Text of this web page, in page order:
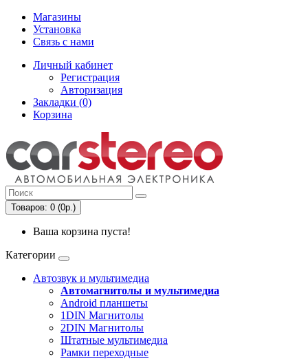
Магазины
Установка
Связь с нами
Личный кабинет
Регистрация
Авторизация
Закладки (0)
Корзина
Товаров: 0 (0р.)
Ваша корзина пуста!
Категории
Автозвук и мультимедиа
Автомагнитолы и мультимедиа
Android планшеты
1DIN Магнитолы
2DIN Магнитолы
Штатные мультимедиа
Рамки переходные